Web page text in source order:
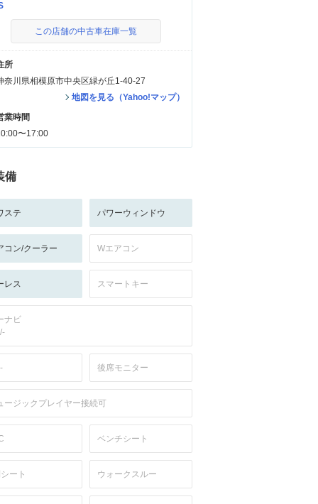
この店舗の中古車在庫一覧
所
奈川県相模原市中央区緑が丘1-40-27
地図を見る（Yahoo!マップ）
業時間
〜17:00
備
ステ パワーウィンドウ
コン/クーラー Wエアコン
レス スマートキー
ナビ
後席モニター
ージックプレイヤー接続可
ベンチシート
ート ウォークスルー